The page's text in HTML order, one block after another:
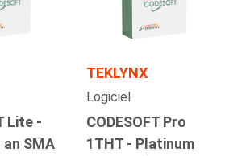
Lite -
SMA
TEKLYNX
Logiciel
CODESOFT Pro
1THT - Platinum